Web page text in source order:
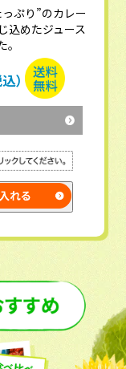
ぷり”のカレー
込めたジュース
）